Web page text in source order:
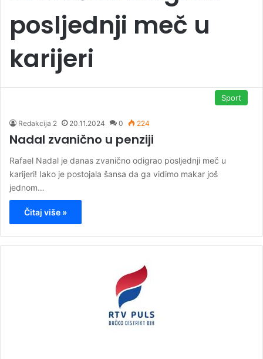
posljednji meč u
karijeri
Sport
Redakcija 2 20.11.2024 0 224
Nadal zvanično u penziji
Rafael Nadal je danas zvanično odigrao posljednji meč u
karijeri! Iako je postojala šansa da ga vidimo makar još
jednom…
Čitaj više »